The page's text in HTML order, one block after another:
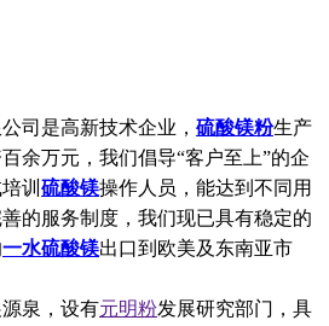
司是高新技术企业， 硫酸镁粉生产
余万元，我们倡导“客户至上”的企
训 硫酸镁操作人员，能达到不同用
的服务制度，我们现已具有稳定的
一水硫酸镁出口到欧美及东南亚市
泉，设有元明粉发展研究部门，具